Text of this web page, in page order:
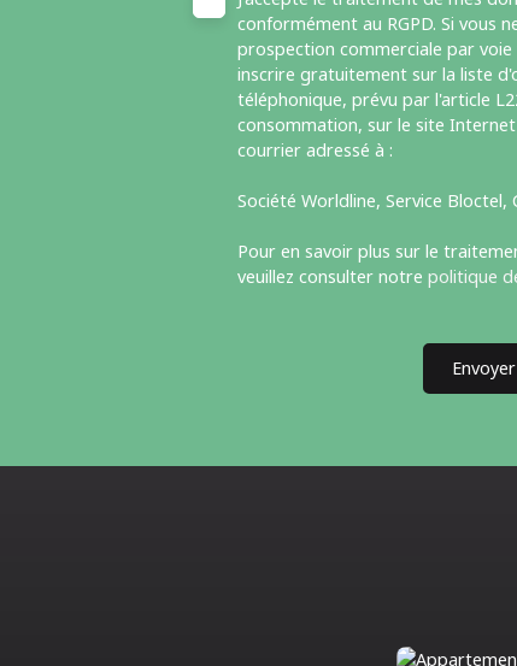
conformément au RGPD. Si vous
prospection commerciale par
inscrire gratuitement sur la liste
téléphonique, prévu par l'article
consommation, sur le site
courrier adressé à :
Société Worldline, Service Bloctel,
Pour en savoir plus sur le
veuillez consulter notre politique
Envoyer